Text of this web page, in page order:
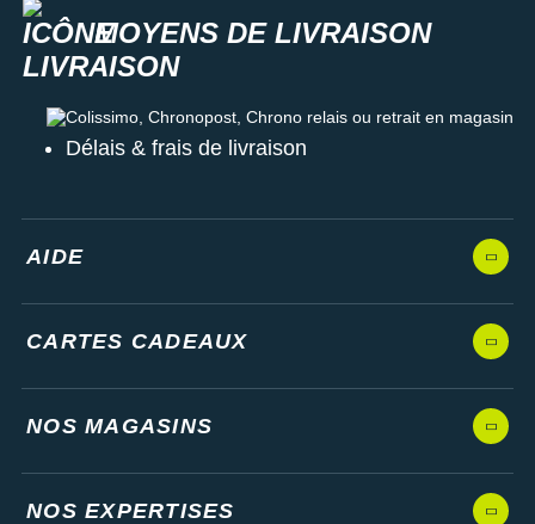
MOYENS DE LIVRAISON
Colissimo, Chronopost, Chrono relais ou retrait en magasin
Délais & frais de livraison
AIDE
CARTES CADEAUX
NOS MAGASINS
NOS EXPERTISES